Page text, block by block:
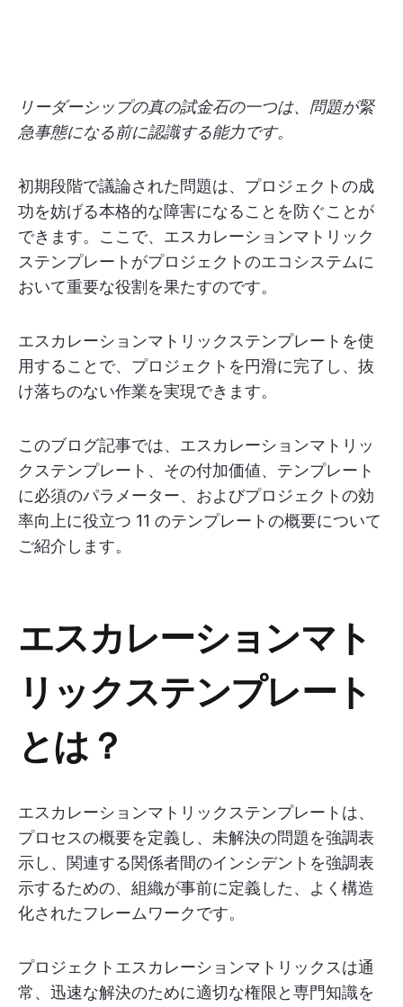
リーダーシップの真の試金石の一つは、問題が緊
急事態になる前に認識する能力です。
初期段階で議論された問題は、プロジェクトの成
功を妨げる本格的な障害になることを防ぐことが
できます。ここで、エスカレーションマトリック
ステンプレートがプロジェクトのエコシステムに
おいて重要な役割を果たすのです。
エスカレーションマトリックステンプレートを使
用することで、プロジェクトを円滑に完了し、抜
け落ちのない作業を実現できます。
このブログ記事では、エスカレーションマトリッ
クステンプレート、その付加価値、テンプレート
に必須のパラメーター、およびプロジェクトの効
率向上に役立つ 11 のテンプレートの概要について
ご紹介します。
エスカレーションマト
リックステンプレート
とは？
エスカレーションマトリックステンプレートは、
プロセスの概要を定義し、未解決の問題を強調表
示し、関連する関係者間のインシデントを強調表
示するための、組織が事前に定義した、よく構造
化されたフレームワークです。
プロジェクトエスカレーションマトリックスは通
常、迅速な解決のために適切な権限と専門知識を